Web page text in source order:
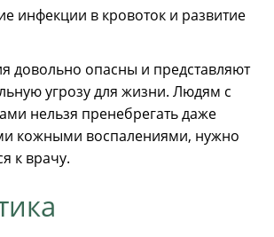
инфекции в кровоток и развитие
довольно опасны и представляют
угрозу для жизни. Людям с
нельзя пренебрегать даже
кожными воспалениями, нужно
к врачу.